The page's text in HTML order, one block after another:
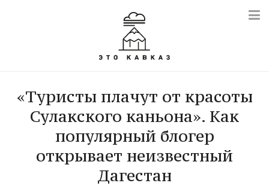
«Туристы плачут от красоты
Сулакского каньона». Как
популярный блогер
открывает неизвестный
Дагестан